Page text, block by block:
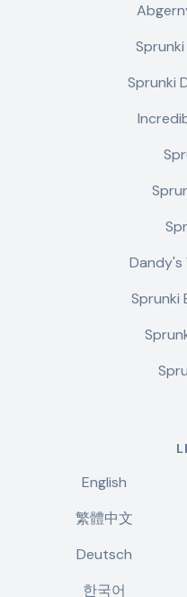
Sprunki
Dandy's
Sprunki
English
繁體中文
Deutsch
한국어